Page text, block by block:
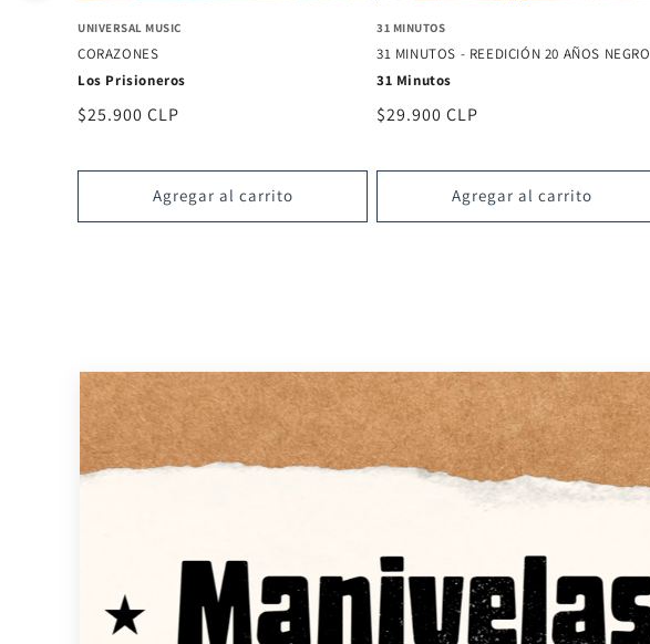
UNIVERSAL MUSIC
CORAZONES
Los Prisioneros
Precio
$25.900 CLP
Agregar al carrito
31 MINUTOS
31 MINUTOS - REEDICIÓN 20 AÑOS NEGRO
31 Minutos
Precio
$29.900 CLP
Agregar al carrito